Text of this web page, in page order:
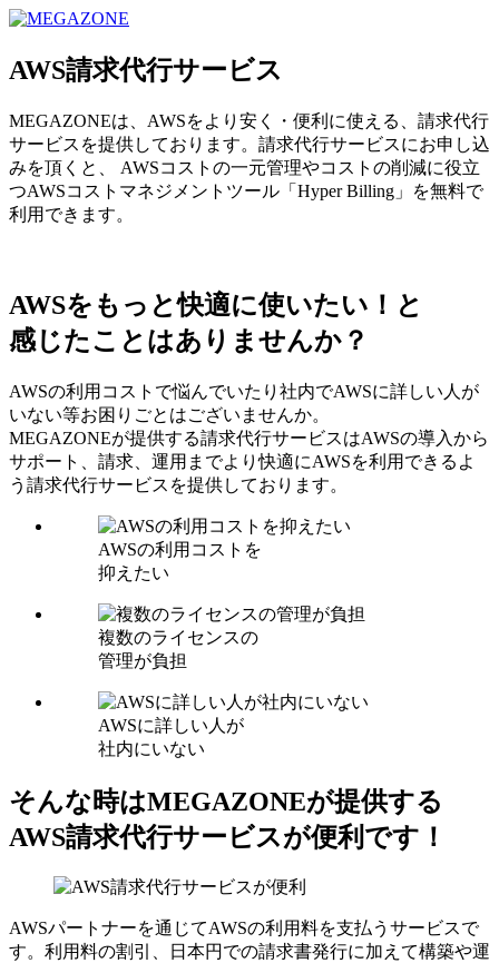
AWS請求代行サービス
MEGAZONEは、AWSをより安く・便利に使える、請求代行
サービスを提供しております。請求代行サービスにお申し込
みを頂くと、 AWSコストの一元管理やコストの削減に役立
つAWSコストマネジメントツール「Hyper Billing」を無料で
利用できます。
AWSをもっと快適に使いたい！と
感じたことはありませんか？
AWSの利用コストで悩んでいたり社内でAWSに詳しい人が
いない等お困りごとはございませんか。
MEGAZONEが提供する請求代行サービスはAWSの導入から
サポート、請求、運用までより快適にAWSを利用できるよ
う請求代行サービスを提供しております。
AWSの利用コストを
抑えたい
複数のライセンスの
管理が負担
AWSに詳しい人が
社内にいない
そんな時はMEGAZONEが提供する
AWS請求代行サービスが便利です！
AWSパートナーを通じてAWSの利用料を支払うサービスで
す。利用料の割引、日本円での請求書発行に加えて構築や運